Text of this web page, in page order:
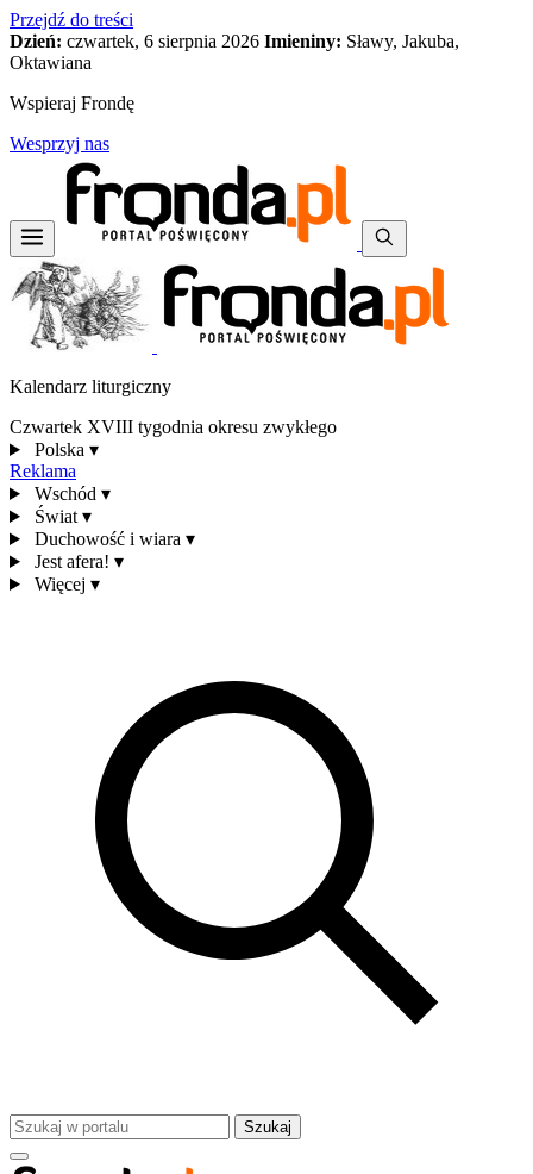
Przejdź do treści
Dzień: czwartek, 6 sierpnia 2026 Imieniny: Sławy, Jakuba,
Oktawiana
Wspieraj Frondę
Wesprzyj nas
Kalendarz liturgiczny
Czwartek XVIII tygodnia okresu zwykłego
Polska ▾
Reklama
Wschód ▾
Świat ▾
Duchowość i wiara ▾
Jest afera! ▾
Więcej ▾
Szukaj